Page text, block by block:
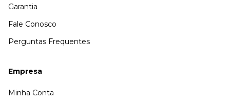
Garantia
Fale Conosco
Perguntas Frequentes
Empresa
Minha Conta